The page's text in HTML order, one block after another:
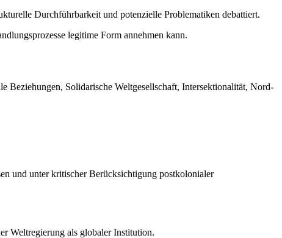
Durchführbarkeit und potenzielle Problematiken debattiert.
legitime Form annehmen kann.
Beziehungen, Solidarische Weltgesellschaft, Intersektionalität, Nord-
und unter kritischer Berücksichtigung postkolonialer
Weltregierung als globaler Institution.